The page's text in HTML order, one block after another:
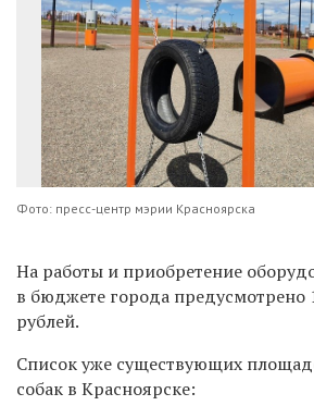
Фото: пресс-центр мэрии Красноярска
На работы и приобретение
в бюджете города предусмотрено
рублей.
Список уже существующих
собак в Красноярске: